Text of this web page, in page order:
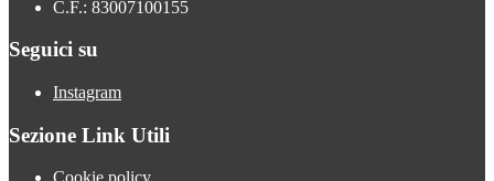
C.F.: 83007100155
Seguici su
Instagram
Sezione Link Utili